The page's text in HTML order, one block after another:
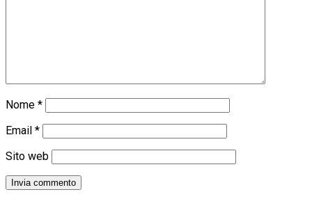
Nome *
Email *
Sito web